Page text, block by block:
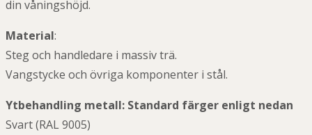
din våningshöjd.
Material:
Steg och handledare i massiv trä.
Vangstycke och övriga komponenter i stål.
Ytbehandling metall: Standard färger enligt nedan
Svart (RAL 9005)